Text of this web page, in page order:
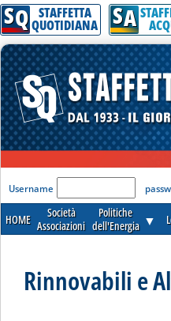
SQ STAFFETTA
QUOTIDIANA SA
'Modulo Login per
Username
HOME
Società
Associazioni
Politiche
dell'Energia ▼
Rinnovabili e